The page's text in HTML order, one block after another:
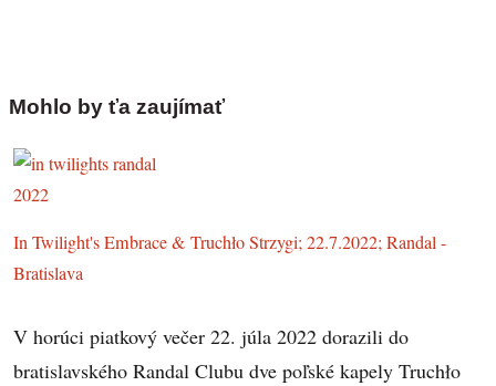
Mohlo by ťa zaujímať
In Twilight's Embrace & Truchło Strzygi; 22.7.2022; Randal -
Bratislava
V horúci piatkový večer 22. júla 2022 dorazili do
bratislavského Randal Clubu dve poľské kapely Truchło